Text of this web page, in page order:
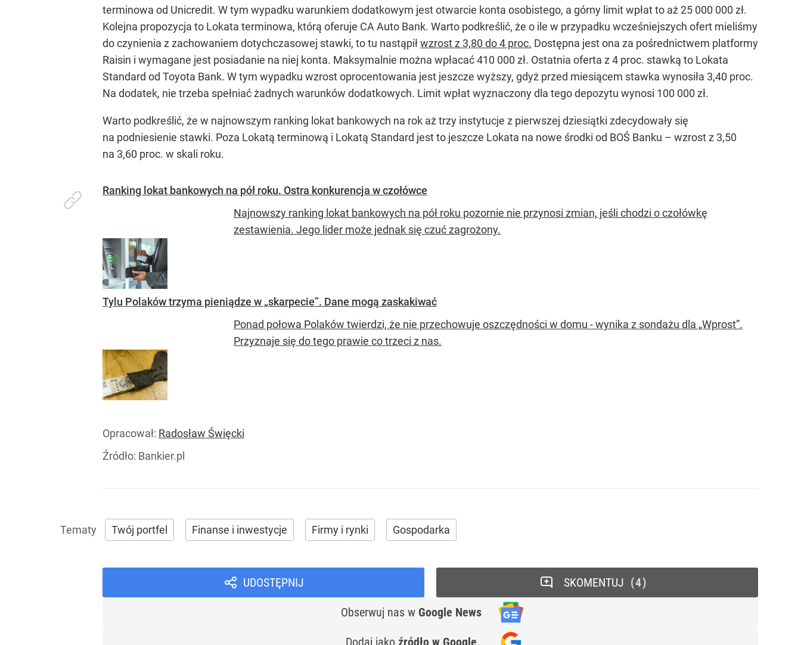
terminowa od Unicredit. W tym wypadku warunkiem dodatkowym jest otwarcie konta osobistego, a górny limit wpłat to aż 25 000 000 zł.
Kolejna propozycja to Lokata terminowa, którą oferuje CA Auto Bank. Warto podkreślić, że o ile w przypadku wcześniejszych ofert mieliśmy
do czynienia z zachowaniem dotychczasowej stawki, to tu nastąpiłwzrost z 3,80 do 4 proc. Dostępna jest ona za pośrednictwem platformy
Raisin i wymagane jest posiadanie na niej konta. Maksymalnie można wpłacać 410 000 zł. Ostatnia oferta z 4 proc. stawką to Lokata
Standard od Toyota Bank. W tym wypadku wzrost oprocentowania jest jeszcze wyższy, gdyż przed miesiącem stawka wynosiła 3,40 proc.
Na dodatek, nie trzeba spełniać żadnych warunków dodatkowych. Limit wpłat wyznaczony dla tego depozytu wynosi 100 000 zł.
Warto podkreślić, że w najnowszym ranking lokat bankowych na rok aż trzy instytucje z pierwszej dziesiątki zdecydowały się
na podniesienie stawki. Poza Lokatą terminową i Lokatą Standard jest to jeszcze Lokata na nowe środki od BOŚ Banku – wzrost z 3,50
na 3,60 proc. w skali roku.
Ranking lokat bankowych na pół roku. Ostra konkurencja w czołówce
Najnowszy ranking lokat bankowych na pół roku pozornie nie przynosi zmian, jeśli chodzi o czołówkę
zestawienia. Jego lider może jednak się czuć zagrożony.
Tylu Polaków trzyma pieniądze w „skarpecie”. Dane mogą zaskakiwać
Ponad połowa Polaków twierdzi, że nie przechowuje oszczędności w domu - wynika z sondażu dla „Wprost”.
Przyznaje się do tego prawie co trzeci z nas.
Opracował: Radosław Święcki
Źródło: Bankier.pl
Twój portfel Finanse i inwestycje Firmy i rynki Gospodarka
UDOSTĘPNIJ
Obserwuj nas w Google News
Dodaj jako źródło w Google
SKOMENTUJ 4